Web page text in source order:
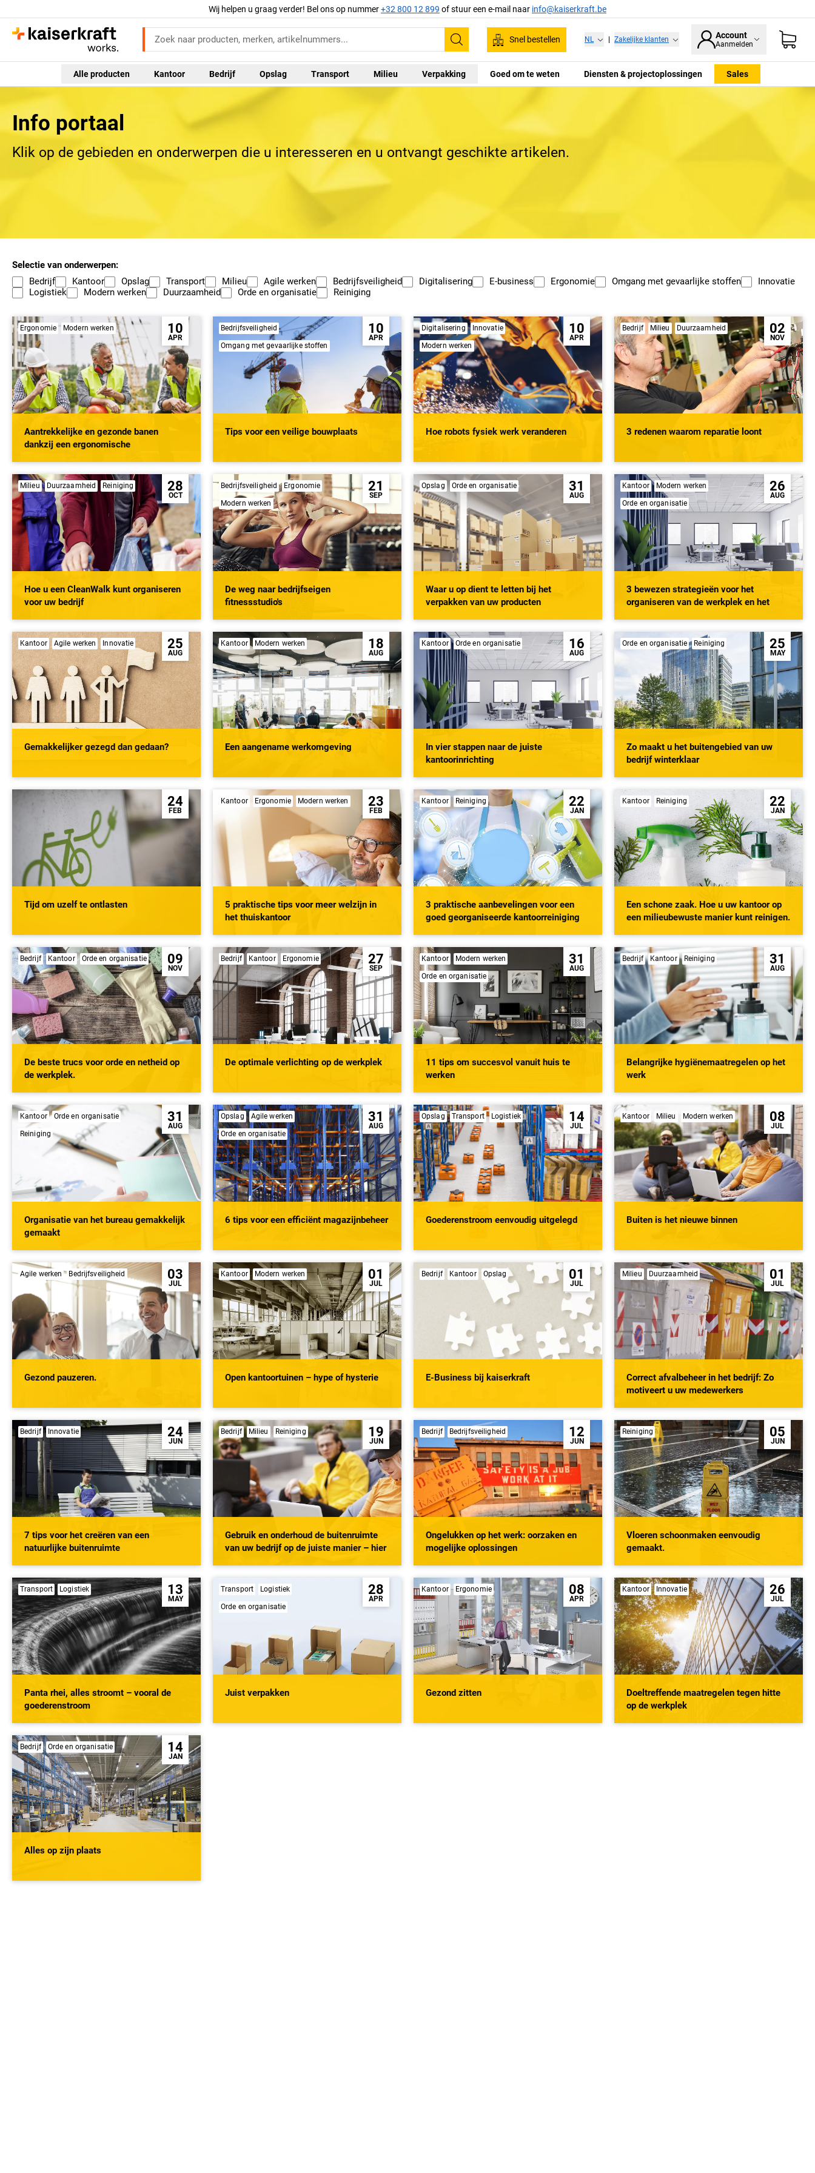
Wij helpen u graag verder! Bel ons op nummer+32 800 12 899 of stuur een e-mail naar info@kaiserkraft.be
Zoeken
Snel bestellen NL Zakelijke klanten Account
Aanmelden
Alle producten Kantoor Bedrijf Opslag Transport Milieu Verpakking Goed om te weten Diensten & projectoplossingen Sales
Info portaal
Klik op de gebieden en onderwerpen die u interesseren en u ontvangt geschikte artikelen.
Selectie van onderwerpen:
Bedrijf
Kantoor Opslag Transport Milieu Agile werken Bedrijfsveiligheid Digitalisering E-business Ergonomie Omgang met gevaarlijke stoffen
Innovatie
Logistiek
Modern werken Duurzaamheid Orde en organisatie Reiniging
Ergonomie Modern werken 10
APR
Aantrekkelijke en gezonde banen
dankzij een ergonomische
Bedrijfsveiligheid
Omgang met gevaarlijke stoffen
10
APR
Tips voor een veilige bouwplaats
Digitalisering Innovatie
Modern werken
10
APR
Hoe robots fysiek werk veranderen
Bedrijf Milieu Duurzaamheid 02
NOV
3 redenen waarom reparatie loont
Milieu Duurzaamheid Reiniging 28
OCT
Hoe u een CleanWalk kunt organiseren
voor uw bedrijf
Bedrijfsveiligheid Ergonomie
Modern werken
21
SEP
De weg naar bedrijfseigen
fitnessstudio's
Opslag Orde en organisatie 31
AUG
Waar u op dient te letten bij het
verpakken van uw producten
Kantoor Modern werken
Orde en organisatie
26
AUG
3 bewezen strategieën voor het
organiseren van de werkplek en het
Kantoor Agile werken Innovatie 25
AUG
Gemakkelijker gezegd dan gedaan?
Kantoor Modern werken 18
AUG
Een aangename werkomgeving
Kantoor Orde en organisatie 16
AUG
In vier stappen naar de juiste
kantoorinrichting
Orde en organisatie Reiniging 25
MAY
Zo maakt u het buitengebied van uw
bedrijf winterklaar
24
FEB
Tijd om uzelf te ontlasten
Kantoor Ergonomie Modern werken 23
FEB
5 praktische tips voor meer welzijn in
het thuiskantoor
Kantoor Reiniging 22
JAN
3 praktische aanbevelingen voor een
goed georganiseerde kantoorreiniging
Kantoor Reiniging 22
JAN
Een schone zaak. Hoe u uw kantoor op
een milieubewuste manier kunt reinigen.
Bedrijf Kantoor Orde en organisatie 09
NOV
De beste trucs voor orde en netheid op
de werkplek.
Bedrijf Kantoor Ergonomie 27
SEP
De optimale verlichting op de werkplek
Kantoor Modern werken
Orde en organisatie
31
AUG
11 tips om succesvol vanuit huis te
werken
Bedrijf Kantoor Reiniging 31
AUG
Belangrijke hygiënemaatregelen op het
werk
Kantoor Orde en organisatie
Reiniging
31
AUG
Organisatie van het bureau gemakkelijk
gemaakt
Opslag Agile werken
Orde en organisatie
31
AUG
6 tips voor een efficiënt magazijnbeheer
Opslag Transport Logistiek 14
JUL
Goederenstroom eenvoudig uitgelegd
Kantoor Milieu Modern werken 08
JUL
Buiten is het nieuwe binnen
Agile werken Bedrijfsveiligheid 03
JUL
Gezond pauzeren.
Kantoor Modern werken 01
JUL
Open kantoortuinen – hype of hysterie
Bedrijf Kantoor Opslag 01
JUL
E-Business bij kaiserkraft
Milieu Duurzaamheid 01
JUL
Correct afvalbeheer in het bedrijf: Zo
motiveert u uw medewerkers
Bedrijf Innovatie 24
JUN
7 tips voor het creëren van een
natuurlijke buitenruimte
Bedrijf Milieu Reiniging 19
JUN
Gebruik en onderhoud de buitenruimte
van uw bedrijf op de juiste manier – hier
Bedrijf Bedrijfsveiligheid 12
JUN
Ongelukken op het werk: oorzaken en
mogelijke oplossingen
Reiniging 05
JUN
Vloeren schoonmaken eenvoudig
gemaakt.
Transport Logistiek 13
MAY
Panta rhei, alles stroomt – vooral de
goederenstroom
Transport Logistiek
Orde en organisatie
28
APR
Juist verpakken
Kantoor Ergonomie 08
APR
Gezond zitten
Kantoor Innovatie 26
JUL
Doeltreffende maatregelen tegen hitte
op de werkplek
Bedrijf Orde en organisatie 14
JAN
Alles op zijn plaats